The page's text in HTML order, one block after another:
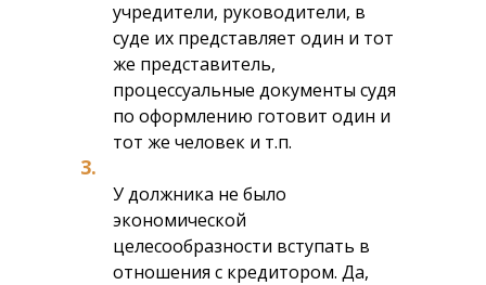
учредители, руководители, в
суде их представляет один и тот
же представитель,
процессуальные документы судя
по оформлению готовит один и
тот же человек и т.п.
У должника не было
экономической
целесообразности вступать в
отношения с кредитором. Да,
3.